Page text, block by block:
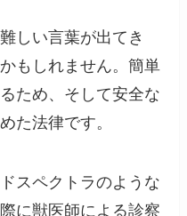
しい言葉が出てき
もしれません。簡単
ため、そして安全な
た法律です。
スペクトラのような
に獣医師による診察